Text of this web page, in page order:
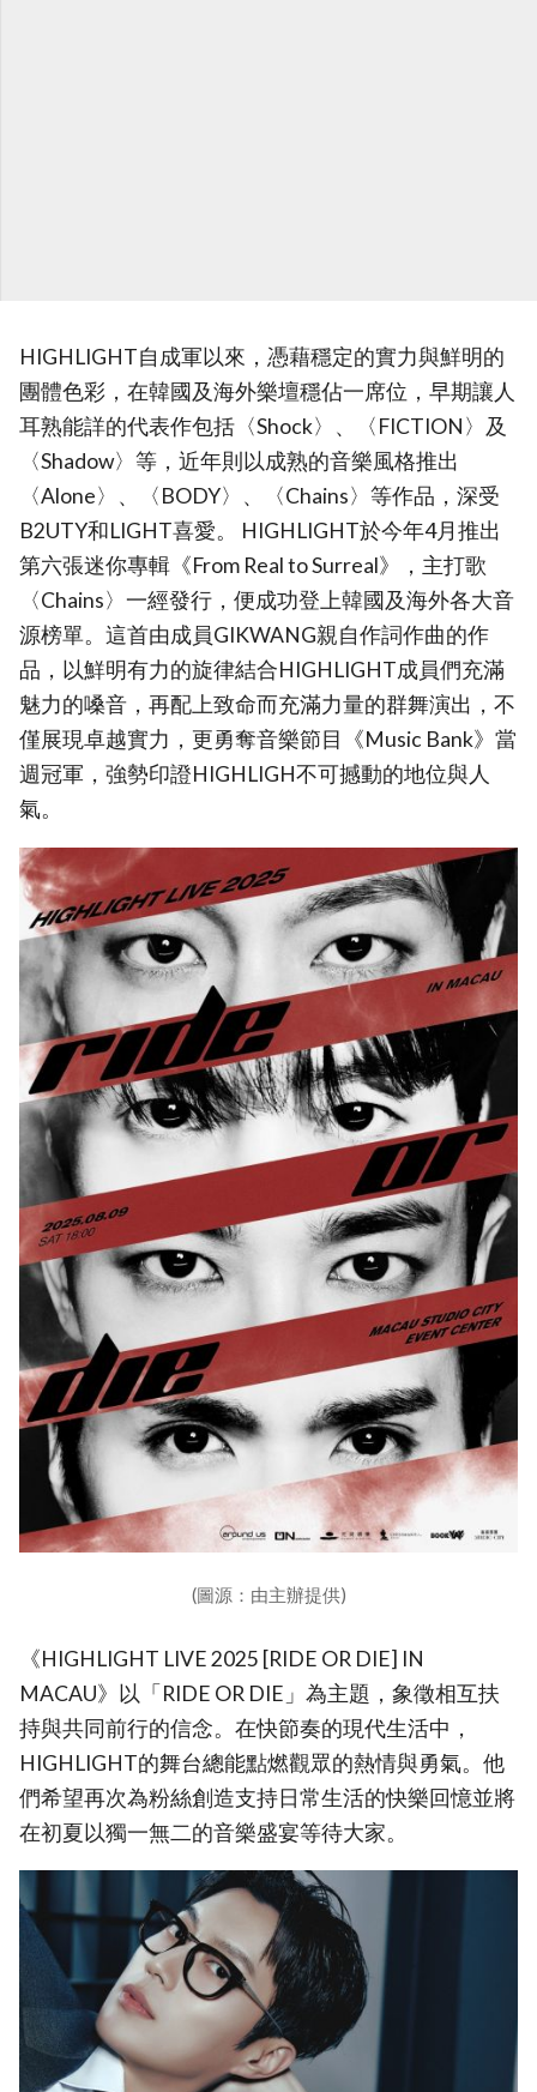
HIGHLIGHT自成軍以來，憑藉穩定的實力與鮮明的
團體色彩，在韓國及海外樂壇穩佔一席位，早期讓人
耳熟能詳的代表作包括〈Shock〉、〈FICTION〉及
〈Shadow〉等，近年則以成熟的音樂風格推出
〈Alone〉、〈BODY〉、〈Chains〉等作品，深受
B2UTY和LIGHT喜愛。 HIGHLIGHT於今年4月推出
第六張迷你專輯《From Real to Surreal》，主打歌
〈Chains〉一經發行，便成功登上韓國及海外各大音
源榜單。這首由成員GIKWANG親自作詞作曲的作
品，以鮮明有力的旋律結合HIGHLIGHT成員們充滿
魅力的嗓音，再配上致命而充滿力量的群舞演出，不
僅展現卓越實力，更勇奪音樂節目《Music Bank》當
週冠軍，強勢印證HIGHLIGH不可撼動的地位與人
氣。
(圖源：由主辦提供)
《HIGHLIGHT LIVE 2025 [RIDE OR DIE] IN
MACAU》以「RIDE OR DIE」為主題，象徵相互扶
持與共同前行的信念。在快節奏的現代生活中，
HIGHLIGHT的舞台總能點燃觀眾的熱情與勇氣。他
們希望再次為粉絲創造支持日常生活的快樂回憶並將
在初夏以獨一無二的音樂盛宴等待大家。